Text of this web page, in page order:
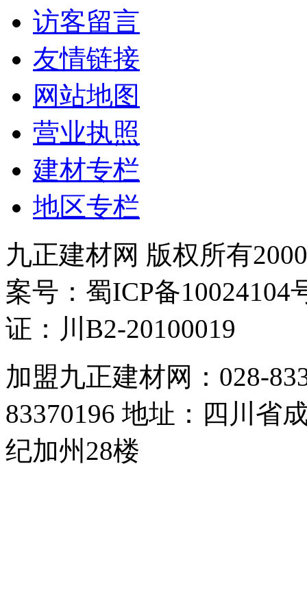
访客留言
友情链接
网站地图
营业执照
建材专栏
地区专栏
九正建材网 版权所有
案号：蜀ICP备
证：川B2-20100019
加盟九正建材网：028-
83370196 地址：四川省
纪加州28楼